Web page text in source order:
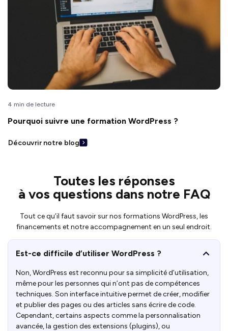
4 min de lecture
Pourquoi suivre une formation WordPress ?
Découvrir notre blog
Toutes les réponses
à vos questions dans notre FAQ
Tout ce qu’il faut savoir sur nos formations WordPress, les
financements et notre accompagnement en un seul endroit.
Est-ce difficile d’utiliser WordPress ?
Non, WordPress est reconnu pour sa simplicité d’utilisation,
même pour les personnes qui n’ont pas de compétences
techniques. Son interface intuitive permet de créer, modifier
et publier des pages ou des articles sans écrire de code.
Cependant, certains aspects comme la personnalisation
avancée, la gestion des extensions (plugins), ou